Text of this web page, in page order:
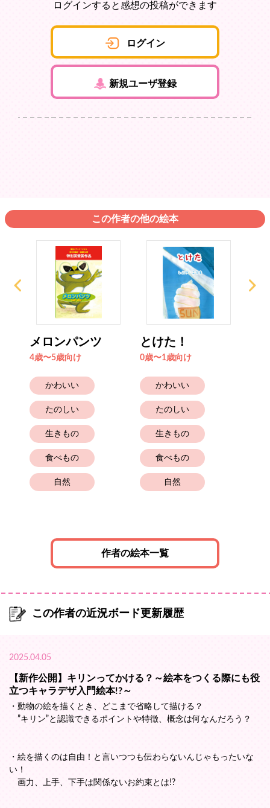
ログインすると感想の投稿ができます
ログイン
新規ユーザ登録
この作者の他の絵本
メロンパンツ
4歳〜5歳向け
かわいい
たのしい
生きもの
食べもの
自然
とけた！
0歳〜1歳向け
かわいい
たのしい
生きもの
食べもの
自然
作者の絵本一覧
この作者の近況ボード更新履歴
2025.04.05
【新作公開】キリンってかける？～絵本をつくる際にも役
立つキャラデザ入門絵本!?～
・動物の絵を描くとき、どこまで省略して描ける？
”キリン”と認識できるポイントや特徴、概念は何なんだろう？
・絵を描くのは自由！と言いつつも伝わらないんじゃもったいな
い！
画力、上手、下手は関係ないお約束とは!?